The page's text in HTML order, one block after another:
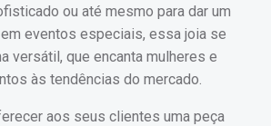
ou até mesmo para dar um
eventos especiais, essa joia se
versátil, que encanta mulheres e
às tendências do mercado.
aos seus clientes uma peça